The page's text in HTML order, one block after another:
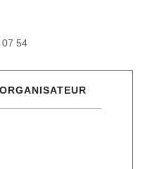
07 54
ORGANISATEUR